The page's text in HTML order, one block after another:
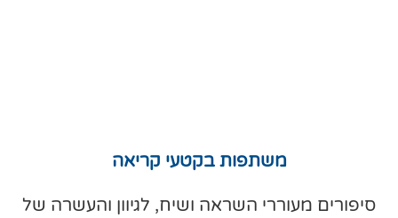
משתפות בקטעי קריאה
סיפורים מעוררי השראה ושיח, לגיוון והעשרה של